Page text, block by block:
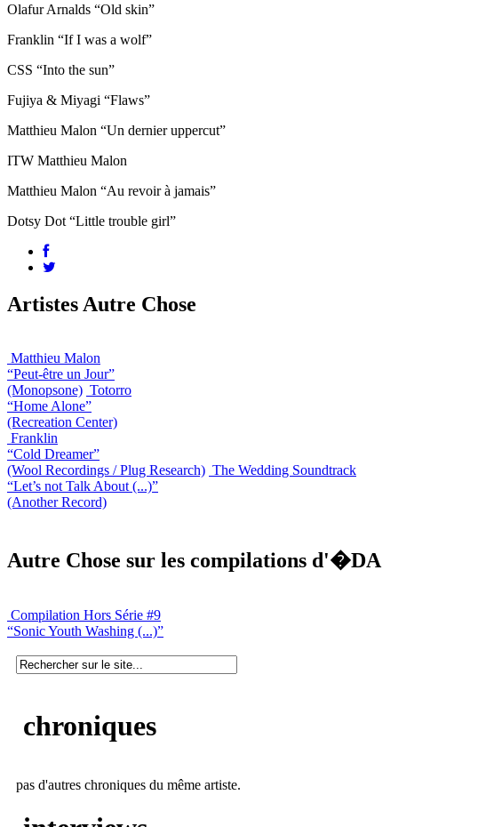
Olafur Arnalds “Old skin”
Franklin “If I was a wolf”
CSS “Into the sun”
Fujiya & Miyagi “Flaws”
Matthieu Malon “Un dernier uppercut”
ITW Matthieu Malon
Matthieu Malon “Au revoir à jamais”
Dotsy Dot “Little trouble girl”
Artistes Autre Chose
Matthieu Malon
“Peut-être un Jour”
(Monopsone) Totorro
“Home Alone”
(Recreation Center)
Franklin
“Cold Dreamer”
(Wool Recordings / Plug Research) The Wedding Soundtrack
“Let’s not Talk About (...)”
(Another Record)
Autre Chose sur les compilations d'�DA
Compilation Hors Série #9
“Sonic Youth Washing (...)”
chroniques
pas d'autres chroniques du même artiste.